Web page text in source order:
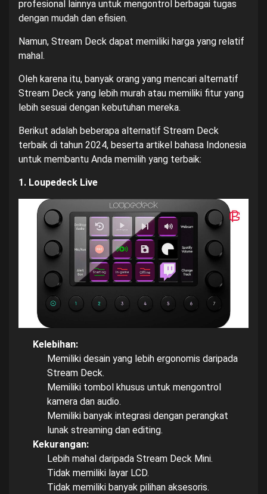
profesional lainnya untuk mengontrol berbagai tugas
dengan mudah dan efisien.
Namun, Stream Deck dapat memiliki harga yang relatif
mahal.
Oleh karena itu, banyak orang yang mencari alternatif
Stream Deck yang lebih murah atau memiliki fitur yang
lebih sesuai dengan kebutuhan mereka.
Berikut adalah beberapa alternatif Stream Deck
terbaik di tahun 2024, beserta artikel bahasa Indonesia
untuk membantu Anda memilih yang terbaik:
1. Loupedeck Live
Kelebihan:
Memiliki desain yang lebih ergonomis daripada
Stream Deck.
Memiliki tombol khusus untuk mengontrol
kamera dan audio.
Memiliki banyak integrasi dengan perangkat
lunak streaming dan editing.
Kekurangan:
Lebih mahal daripada Stream Deck Mini.
Tidak memiliki layar LCD.
Tidak memiliki banyak pilihan aksesoris.